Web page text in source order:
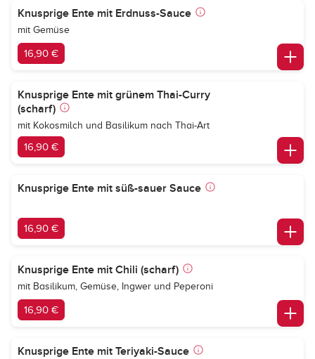
Knusprige Ente mit Erdnuss-Sauce
mit Gemüse
16,90 €
Knusprige Ente mit grünem Thai-Curry
(scharf)
mit Kokosmilch und Basilikum nach Thai-Art
16,90 €
Knusprige Ente mit süß-sauer Sauce
16,90 €
Knusprige Ente mit Chili (scharf)
mit Basilikum, Gemüse, Ingwer und Peperoni
16,90 €
Knusprige Ente mit Teriyaki-Sauce